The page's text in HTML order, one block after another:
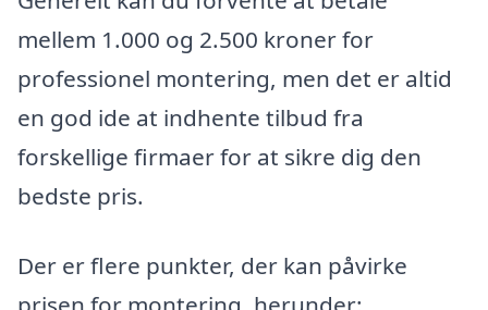
mellem 1.000 og 2.500 kroner for
professionel montering, men det er altid
en god ide at indhente tilbud fra
forskellige firmaer for at sikre dig den
bedste pris.
Der er flere punkter, der kan påvirke